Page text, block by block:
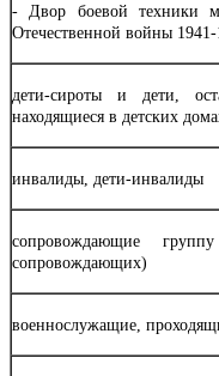
- Двор боевой техники
Отечественной войны 1941-
дети-сироты и дети,
находящиеся в детских
инвалиды, дети-инвалиды
сопровождающие
сопровождающих)
военнослужащие,